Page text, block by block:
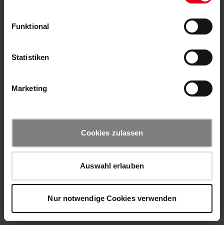
Funktional
Statistiken
Marketing
Cookies zulassen
Auswahl erlauben
Nur notwendige Cookies verwenden